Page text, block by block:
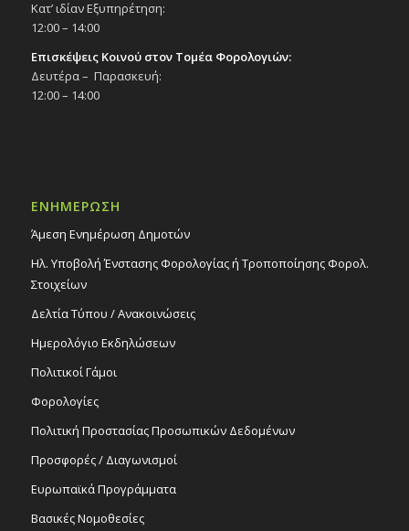
Κατ’ ιδίαν Εξυπηρέτηση:
12:00 – 14:00
Επισκέψεις Κοινού στον Τομέα Φορολογιών:
Δευτέρα – Παρασκευή:
12:00 – 14:00
ΕΝΗΜΕΡΩΣΗ
Άμεση Ενημέρωση Δημοτών
Ηλ. Υποβολή Ένστασης Φορολογίας ή Τροποποίησης Φορολ.
Στοιχείων
Δελτία Τύπου / Ανακοινώσεις
Ημερολόγιο Εκδηλώσεων
Πολιτικοί Γάμοι
Φορολογίες
Πολιτική Προστασίας Προσωπικών Δεδομένων
Προσφορές / Διαγωνισμοί
Ευρωπαϊκά Προγράμματα
Βασικές Νομοθεσίες